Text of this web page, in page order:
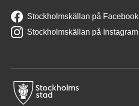
Stockholmskällan på Facebook
Stockholmskällan på Instagram